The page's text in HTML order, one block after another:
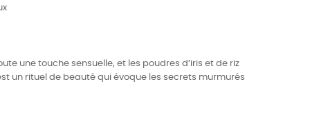
une touche sensuelle, et les poudres d’iris et de riz
un rituel de beauté qui évoque les secrets murmurés